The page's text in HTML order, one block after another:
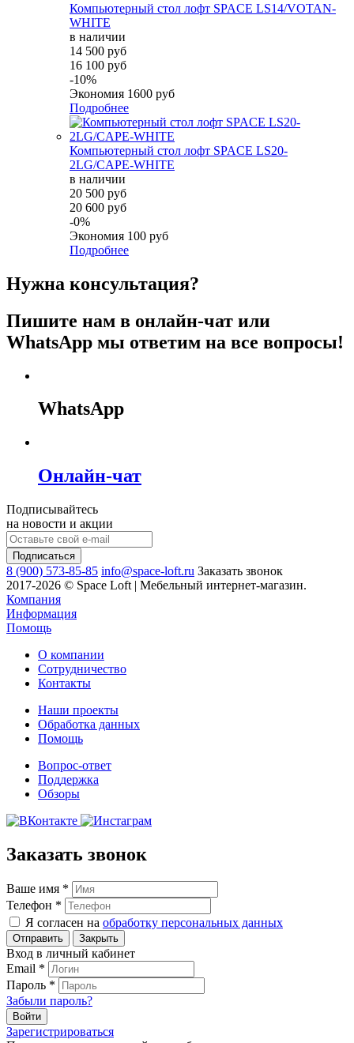
Компьютерный стол лофт SPACE LS14/VOTAN-
WHITE
в наличии
14 500 руб
16 100 руб
-10%
Экономия 1600 руб
Подробнее
Компьютерный стол лофт SPACE LS20-
2LG/CAPE-WHITE
в наличии
20 500 руб
20 600 руб
-0%
Экономия 100 руб
Подробнее
Нужна консультация?
Пишите нам в онлайн-чат или
WhatsApp мы ответим на все вопросы!
WhatsApp
Онлайн-чат
Подписывайтесь
на новости и акции
8 (900) 573-85-85 info@space-loft.ru Заказать звонок
2017-2026 © Space Loft | Мебельный интернет-магазин.
Компания
Информация
Помощь
О компании
Сотрудничество
Контакты
Наши проекты
Обработка данных
Помощь
Вопрос-ответ
Поддержка
Обзоры
Заказать звонок
Ваше имя *
Телефон *
Я согласен на обработку персональных данных
Закрыть
Вход в личный кабинет
Email *
Пароль *
Забыли пароль?
Зарегистрироваться